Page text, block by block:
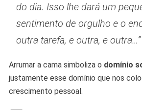
do dia. Isso lhe dará um
sentimento de orgulho e o
outra tarefa, e outra, e outra…”
Arrumar a cama simboliza o domínio
justamente esse domínio que nos
crescimento pessoal.